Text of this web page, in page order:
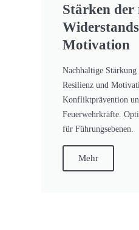
Stärken der
Motivation
Nachhaltige Stärkung
Resilienz und
Konfliktprävention
Feuerwehrkräfte.
für Führungsebenen.
Mehr